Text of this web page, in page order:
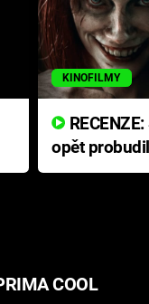
KINOFILMY
opět
přichází s
COOL